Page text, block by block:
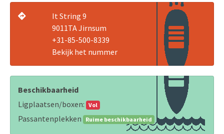
It String 9
9011TA Jirnsum
+31-85-500-8339
Bekijk het nummer
Beschikbaarheid
Ligplaatsen/boxen: Vol
Passantenplekken Ruime beschikbaarheid